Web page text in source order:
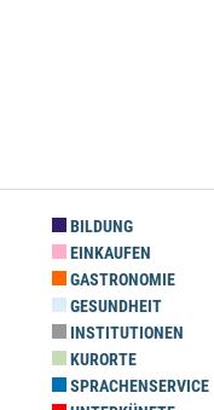
BILDUNG
EINKAUFEN
GASTRONOMIE
GESUNDHEIT
INSTITUTIONEN
KURORTE
SPRACHENSERVICE